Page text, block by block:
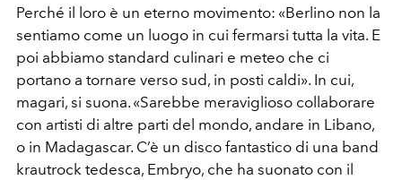
Perché il loro è un eterno movimento: «Berlino non la
sentiamo come un luogo in cui fermarsi tutta la vita. E
poi abbiamo standard culinari e meteo che ci
portano a tornare verso sud, in posti caldi». In cui,
magari, si suona. «Sarebbe meraviglioso collaborare
con artisti di altre parti del mondo, andare in Libano,
o in Madagascar. C’è un disco fantastico di una band
krautrock tedesca, Embryo, che ha suonato con il